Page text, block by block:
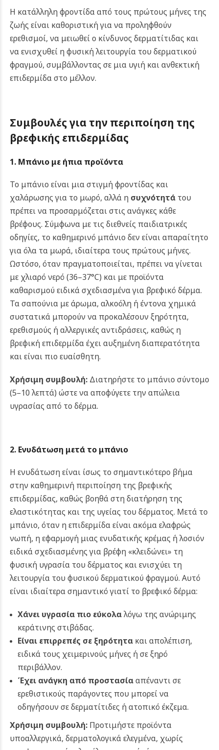
Η κατάλληλη φροντίδα από τους πρώτους μήνες της
ζωής είναι καθοριστική για να προληφθούν
ερεθισμοί, να μειωθεί ο κίνδυνος δερματίτιδας και
να ενισχυθεί η φυσική λειτουργία του δερματικού
φραγμού, συμβάλλοντας σε μια υγιή και ανθεκτική
επιδερμίδα στο μέλλον.
Συμβουλές για την περιποίηση της
βρεφικής επιδερμίδας
1. Μπάνιο με ήπια προϊόντα
Το μπάνιο είναι μια στιγμή φροντίδας και
χαλάρωσης για το μωρό, αλλά η συχνότητά του
πρέπει να προσαρμόζεται στις ανάγκες κάθε
βρέφους. Σύμφωνα με τις διεθνείς παιδιατρικές
οδηγίες, το καθημερινό μπάνιο δεν είναι απαραίτητο
για όλα τα μωρά, ιδιαίτερα τους πρώτους μήνες.
Ωστόσο, όταν πραγματοποιείται, πρέπει να γίνεται
με χλιαρό νερό (36–37°C) και με προϊόντα
καθαρισμού ειδικά σχεδιασμένα για βρεφικό δέρμα.
Τα σαπούνια με άρωμα, αλκοόλη ή έντονα χημικά
συστατικά μπορούν να προκαλέσουν ξηρότητα,
ερεθισμούς ή αλλεργικές αντιδράσεις, καθώς η
βρεφική επιδερμίδα έχει αυξημένη διαπερατότητα
και είναι πιο ευαίσθητη.
Χρήσιμη συμβουλή: Διατηρήστε το μπάνιο σύντομο
(5–10 λεπτά) ώστε να αποφύγετε την απώλεια
υγρασίας από το δέρμα.
2. Ενυδάτωση μετά το μπάνιο
Η ενυδάτωση είναι ίσως το σημαντικότερο βήμα
στην καθημερινή περιποίηση της βρεφικής
επιδερμίδας, καθώς βοηθά στη διατήρηση της
ελαστικότητας και της υγείας του δέρματος. Μετά το
μπάνιο, όταν η επιδερμίδα είναι ακόμα ελαφρώς
νωπή, η εφαρμογή μιας ενυδατικής κρέμας ή λοσιόν
ειδικά σχεδιασμένης για βρέφη «κλειδώνει» τη
φυσική υγρασία του δέρματος και ενισχύει τη
λειτουργία του φυσικού δερματικού φραγμού. Αυτό
είναι ιδιαίτερα σημαντικό γιατί το βρεφικό δέρμα:
Χάνει υγρασία πιο εύκολαλόγω της ανώριμης
κεράτινης στιβάδας.
Είναι επιρρεπές σε ξηρότητακαι απολέπιση,
ειδικά τους χειμερινούς μήνες ή σε ξηρό
περιβάλλον.
Έχει ανάγκη από προστασίααπέναντι σε
ερεθιστικούς παράγοντες που μπορεί να
οδηγήσουν σε δερματίτιδες ή ατοπικό έκζεμα.
Χρήσιμη συμβουλή: Προτιμήστε προϊόντα
υποαλλεργικά, δερματολογικά ελεγμένα, χωρίς